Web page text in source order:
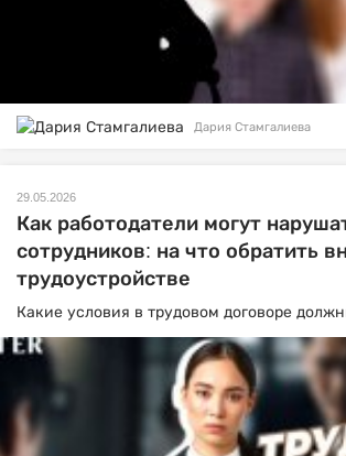
Дария Стамгалиева
29.05.2026
Как работодатели могут
сотрудников: на что обратить
трудоустройстве
Какие условия в трудовом договоре